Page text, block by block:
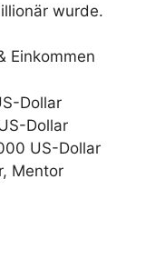
wurde.
Einkommen
Dollar
Dollar
US-Dollar
Mentor